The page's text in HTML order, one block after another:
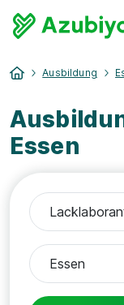
Ausbildung
Essen